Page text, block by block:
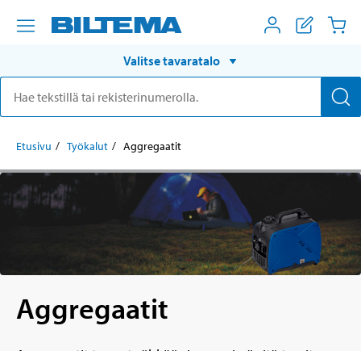
Valitse tavaratalo
Etusivu Työkalut Aggregaatit
Aggregaatit